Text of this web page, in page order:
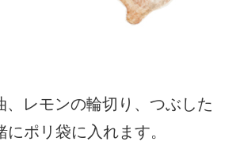
レモンの輪切り、つぶした
ポリ袋に入れます。